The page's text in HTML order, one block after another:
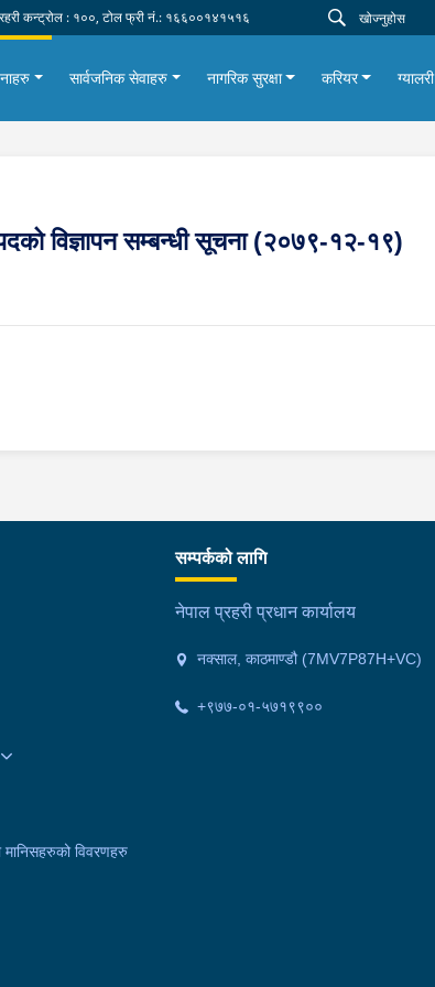
कन्ट्रोल : १००, टोल फ्री नं.: १६६००१४१५१६
सार्वजनिक सेवाहरु नागरिक सुरक्षा करियर ग्यालरी
पदको विज्ञापन सम्बन्धी सूचना (२०७९-१२-१९)
विवरणहरु
सम्पर्कको लागि
नेपाल प्रहरी प्रधान कार्यालय
नक्साल, काठमाण्डौ (7MV7P87H+VC)
+९७७-०१-५७१९९००